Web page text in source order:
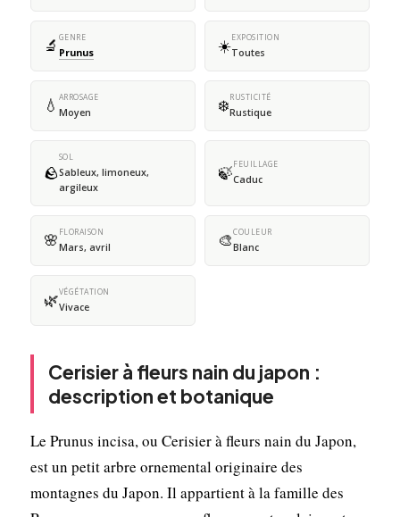
🔬 GENRE
Prunus ☀️EXPOSITION
Toutes
💧 ARROSAGE
Moyen ❄️RUSTICITÉ
Rustique
🪨
SOL
Sableux, limoneux,
argileux
🍃FEUILLAGE
Caduc
🌸 FLORAISON
Mars, avril 🎨COULEUR
Blanc
🌿VÉGÉTATION
Vivace
Cerisier à fleurs nain du japon :
description et botanique
Le Prunus incisa, ou Cerisier à fleurs nain du Japon,
est un petit arbre ornemental originaire des
montagnes du Japon. Il appartient à la famille des